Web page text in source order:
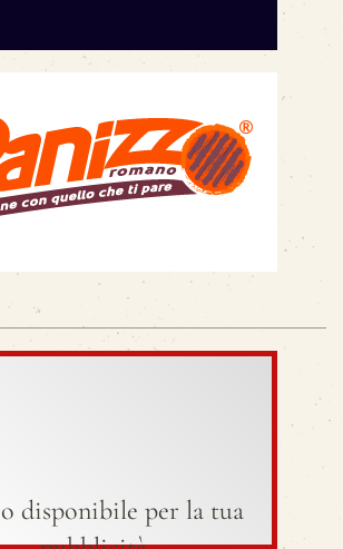
disponibile per la tua